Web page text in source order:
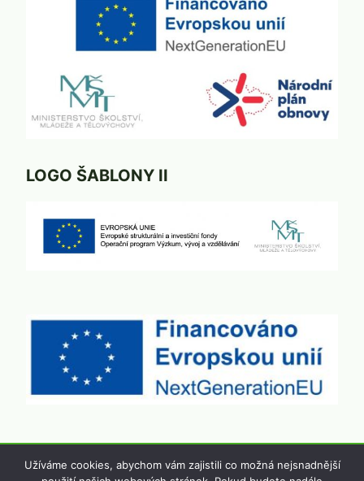
LOGO ŠABLONY II
Užíváme cookies, abychom vám zajistili co možná nejsnadnější